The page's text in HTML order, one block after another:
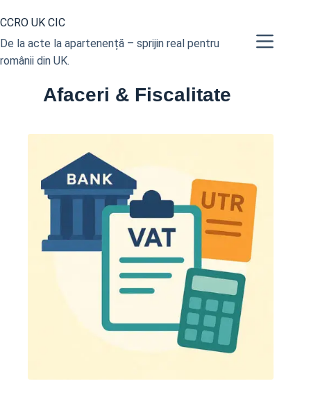
la
conținut
CCRO UK CIC
De la acte la apartenență – sprijin real pentru
românii din UK.
Afaceri & Fiscalitate